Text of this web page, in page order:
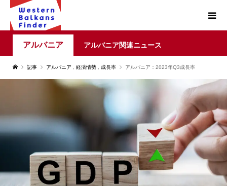
アルバニア アルバニア関連ニュース
記事 アルバニア 経済情勢 成長率 アルバニア：2023年Q3成長率